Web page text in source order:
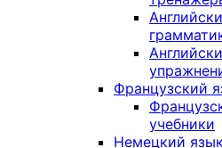
Французский
учебники
Немецкий